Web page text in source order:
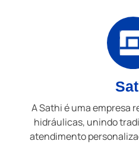
A Sathi é uma empresa
hidráulicas, unindo
atendimento